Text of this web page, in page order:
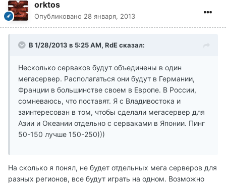
orktos
Опубликовано 28 января, 2013
В 1/28/2013 в 5:25 AM, RdE сказал:
Несколько серваков будут объединены в один
мегасервер. Располагаться они будут в Германии,
Франции в большинстве своем в Европе. В России,
сомневаюсь, что поставят. Я с Владивостока и
заинтересован в том, чтобы сделали мегасервер для
Азии и Океании отдельно с серваками в Японии. Пинг
50-150 лучше 150-250)))
На сколько я понял, не будет отдельных мега серверов для
разных регионов, все будут играть на одном. Возможно